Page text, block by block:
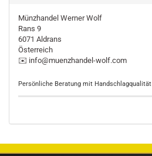
Münzhandel Werner Wolf
Rans 9
6071 Aldrans
Österreich
✉️ info@muenzhandel-wolf.com
Persönliche Beratung mit Handschlagqualität